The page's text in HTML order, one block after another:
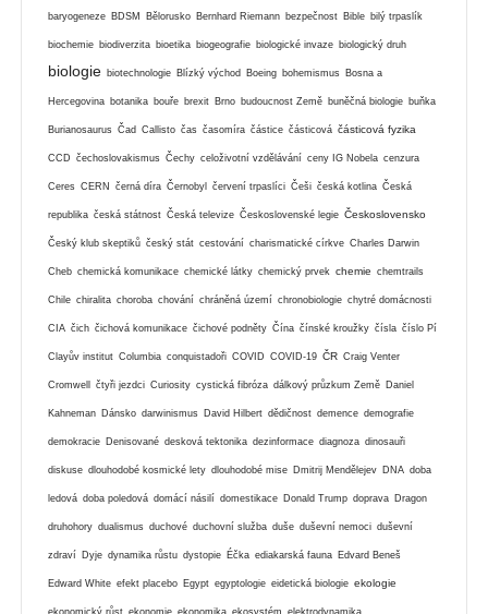
baryogeneze BDSM Bělorusko Bernhard Riemann bezpečnost Bible bilý trpaslík
biochemie biodiverzita bioetika biogeografie biologické invaze biologický druh
biologie biotechnologie Blízký východ Boeing bohemismus Bosna a
Hercegovina botanika bouře brexit Brno budoucnost Země buněčná biologie buňka
Burianosaurus Čad Callisto čas časomíra částice částicová částicová fyzika
CCD čechoslovakismus Čechy celoživotní vzdělávání ceny IG Nobela cenzura
Ceres CERN černá díra Černobyl červení trpaslíci Češi česká kotlina Česká
republika česká státnost Česká televize Československé legie Československo
Český klub skeptiků český stát cestování charismatické církve Charles Darwin
Cheb chemická komunikace chemické látky chemický prvek chemie chemtrails
Chile chiralita choroba chování chráněná území chronobiologie chytré domácnosti
CIA čich čichová komunikace čichové podněty Čína čínské kroužky čísla číslo Pí
Clayův institut Columbia conquistadoři COVID COVID-19 ČR Craig Venter
Cromwell čtyři jezdci Curiosity cystická fibróza dálkový průzkum Země Daniel
Kahneman Dánsko darwinismus David Hilbert dědičnost demence demografie
demokracie Denisované desková tektonika dezinformace diagnoza dinosauři
diskuse dlouhodobé kosmické lety dlouhodobé mise Dmitrij Mendělejev DNA doba
ledová doba poledová domácí násilí domestikace Donald Trump doprava Dragon
druhohory dualismus duchové duchovní služba duše duševní nemoci duševní
zdraví Dyje dynamika růstu dystopie Éčka ediakarská fauna Edvard Beneš
Edward White efekt placebo Egypt egyptologie eidetická biologie ekologie
ekonomický růst ekonomie ekonomika ekosystém elektrodynamika